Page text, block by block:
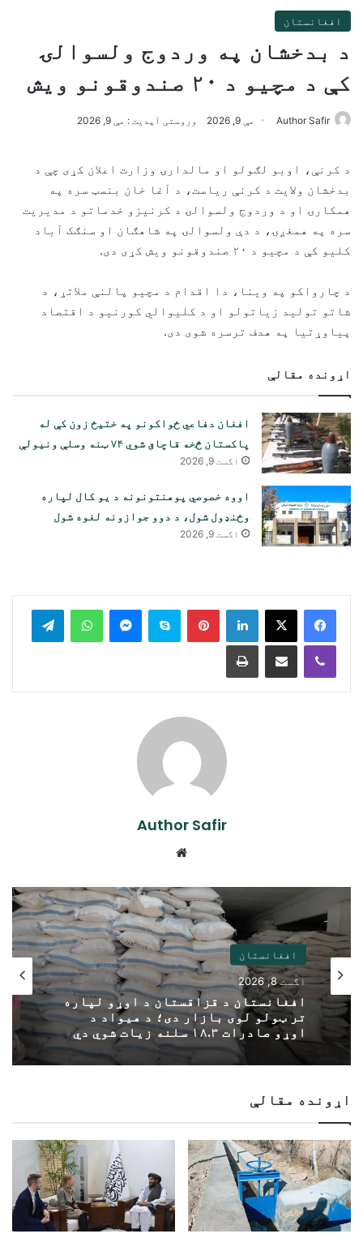
افغانستان
د بدخشان په وردوج ولسوالۍ
کې د مچیو د ۲۰ صندوقونو ویش
Author Safir مې 9, 2026 وروستی آپدیت : مې 9, 2026
د کرنې، اوبو لګولو او مالدارۍ وزارت اعلان کړی چې د
بدخشان ولایت د کرنې ریاست، د آغا خان بنسټ سره په
همکارۍ او د وردوج ولسوالۍ د کرنیزو خدماتو د مدیریت
سره په همغږۍ، د دې ولسوالۍ په شاهګان او سنګک آباد
کلیو کې د مچیو د ۲۰ صندوقونو ویش کړی دی.
د چارواکو په وینا، دا اقدام د مچیو پالنې ملاتړ، د
شاتو تولید زیاتولو او د کلیوالي کورنیو د اقتصاد
پیاوړتیا په هدف ترسره شوی دی.
اړونده مقالې
افغان دفاعي ځواکونو په ختیځ زون کې له
پاکستان څخه قاچاق شوي ۷۴ ټنه وسلې ونیولې
اگست 9, 2026
اووه خصوصي پوهنتونونه د یو کال لپاره
وځنډول شول، د دوو جوازونه لغوه شول
اگست 9, 2026
LinkedIn
Pinterest
Skype
Messenger
WhatsApp
Viber
Share via Email
Print
Author Safir
افغانستان
اگست 8, 2026
افغانستان د قزاقستان د اوړو لپاره
تر ټولو لوی بازار دی؛ د هیواد د
اوړو صادرات ۱۸.۳ سلنه زیات شوي دي
اړونده مقالې